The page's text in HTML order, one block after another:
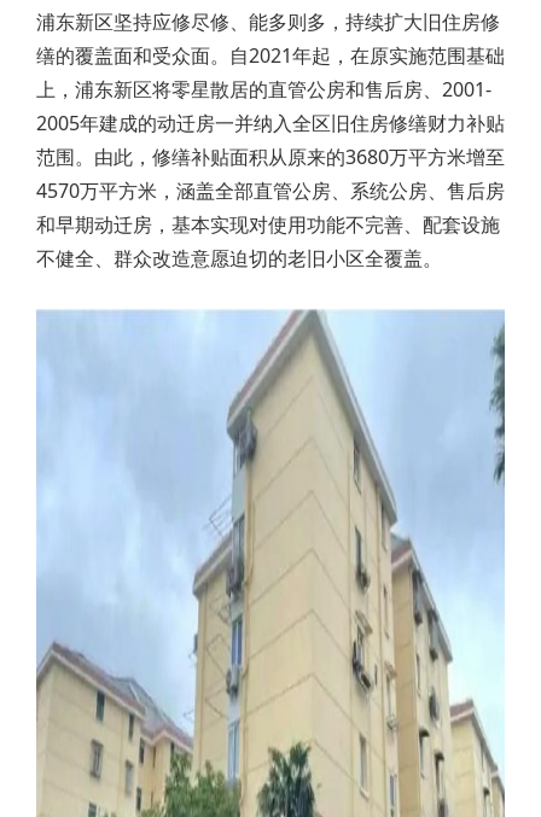
浦东新区坚持应修尽修、能多则多，持续扩大旧住房修
缮的覆盖面和受众面。自2021年起，在原实施范围基础
上，浦东新区将零星散居的直管公房和售后房、2001-
2005年建成的动迁房一并纳入全区旧住房修缮财力补贴
范围。由此，修缮补贴面积从原来的3680万平方米增至
4570万平方米，涵盖全部直管公房、系统公房、售后房
和早期动迁房，基本实现对使用功能不完善、配套设施
不健全、群众改造意愿迫切的老旧小区全覆盖。